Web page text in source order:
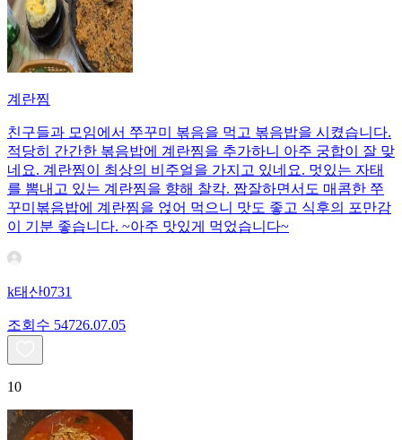
계란찜
친구들과 모임에서 쭈꾸미 볶음을 먹고 볶음밥을 시켰습니다.
적당히 간간한 볶음밥에 계란찜을 추가하니 아주 궁합이 잘 맞
네요. 계란찜이 최상의 비주얼을 가지고 있네요. 멋있는 자태
를 뽐내고 있는 계란찜을 향해 찰칵. 짭잘하면서도 매콤한 쭈
꾸미볶음밥에 계란찜을 얹어 먹으니 맛도 좋고 식후의 포만감
이 기분 좋습니다. ~아주 맛있게 먹었습니다~
k태산0731
조회수 54726.07.05
10